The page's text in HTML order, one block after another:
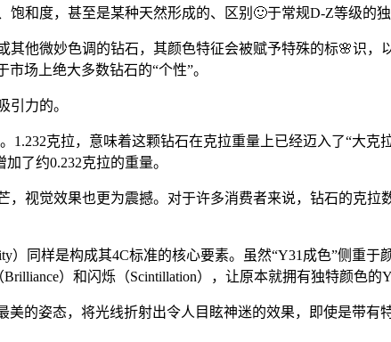
和度，甚至是某种天然形成的、区别🙂于常规D-Z等级的独
他微妙色调的钻石，其颜色特征会被赋予特殊的标🌸识
场上绝大多数钻石的“个性”。
引力的。
克拉，意味着这颗钻石在克拉重量上已经迈入了“大克
了约0.232克拉的重量。
视觉效果也更为震撼。对于许多消费者来说，钻石的克拉
同样是构成其4C标准的核心要素。虽然“Y31成色”侧重
）和闪烁（Scintillation），让原本就拥有独特颜色的
的姿态，将光线折射出令人目眩神迷的效果，即使是带有